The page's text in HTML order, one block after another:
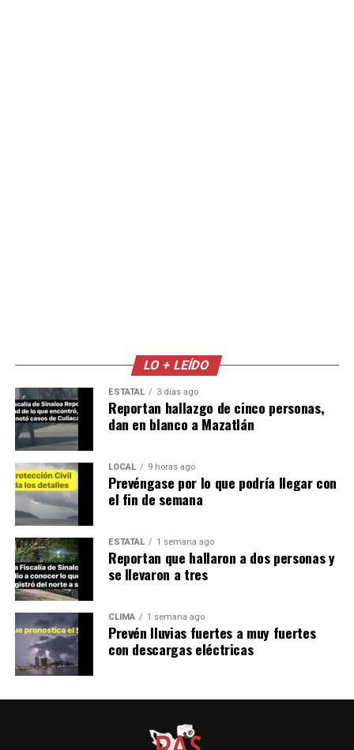
LO + LEÍDO
ESTATAL 3 días ago
Reportan hallazgo de cinco personas,
dan en blanco a Mazatlán
LOCAL 9 horas ago
Prevéngase por lo que podría llegar con
el fin de semana
ESTATAL 1 semana ago
Reportan que hallaron a dos personas y
se llevaron a tres
CLIMA 1 semana ago
Prevén lluvias fuertes a muy fuertes
con descargas eléctricas